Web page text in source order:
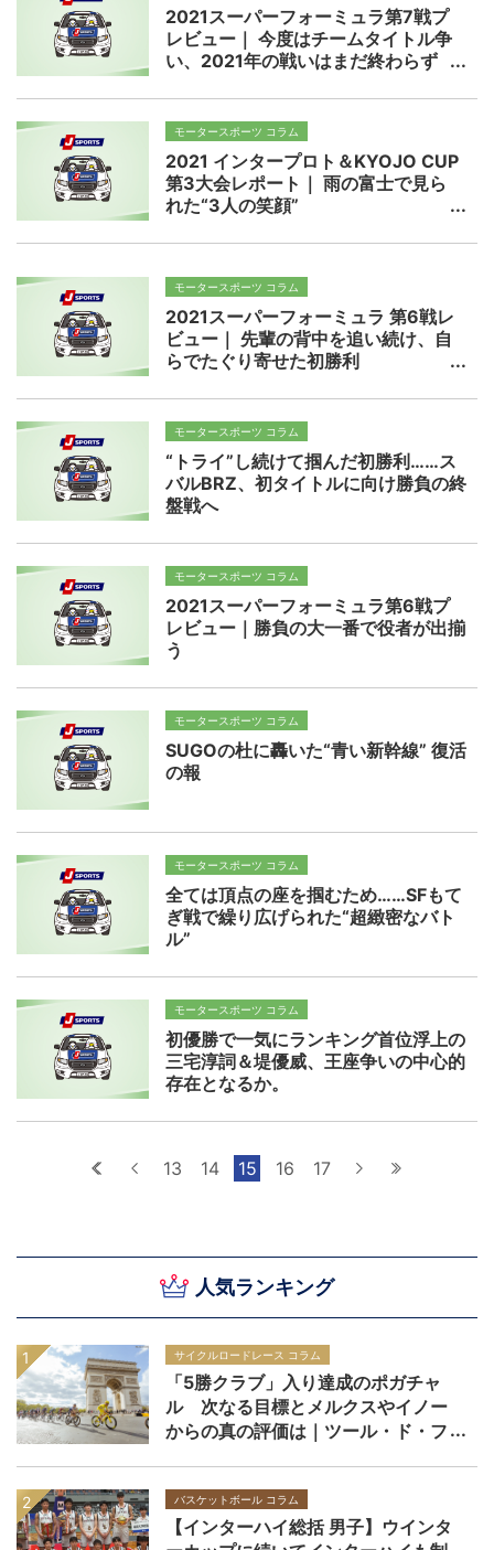
人気ランキング
サイクルロードレース コラム
「5勝クラブ」入り達成のポガチャ
ル 次なる目標とメルクスやイノー
からの真の評価は｜ツール・ド・フ
バスケットボール コラム
【インターハイ総括 男子】ウインタ
2021スーパーフォーミュラ第7戦プ
レビュー｜ 今度はチームタイトル争
い、2021年の戦いはまだ終わらず
モータースポーツ コラム
2021 インタープロト＆KYOJO CUP
第3大会レポート｜ 雨の富士で見ら
れた“3人の笑顔”
モータースポーツ コラム
2021スーパーフォーミュラ 第6戦レ
ビュー｜ 先輩の背中を追い続け、自
らでたぐり寄せた初勝利
モータースポーツ コラム
“トライ”し続けて掴んだ初勝利……ス
バルBRZ、初タイトルに向け勝負の終
盤戦へ
モータースポーツ コラム
2021スーパーフォーミュラ第6戦プ
レビュー｜勝負の大一番で役者が出揃
う
モータースポーツ コラム
SUGOの杜に轟いた“青い新幹線” 復活
の報
モータースポーツ コラム
全ては頂点の座を掴むため……SFもて
ぎ戦で繰り広げられた“超緻密なバト
ル”
モータースポーツ コラム
初優勝で一気にランキング首位浮上の
三宅淳詞＆堤優威、王座争いの中心的
存在となるか。
最初へ前へ
13 14 15 16 17 次へ